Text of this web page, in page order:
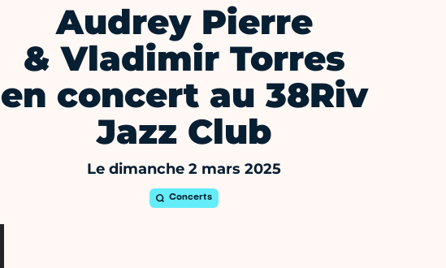
Audrey Pierre
& Vladimir Torres
en concert au 38Riv
Jazz Club
Le dimanche 2 mars 2025
Concerts